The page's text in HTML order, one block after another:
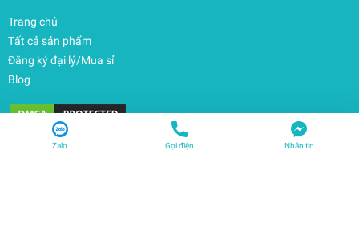
Trang chủ
Tất cả sản phẩm
Đăng ký đại lý/Mua sỉ
Blog
Facebook Thanhphukien
Zalo Gọi điện Nhắn tin